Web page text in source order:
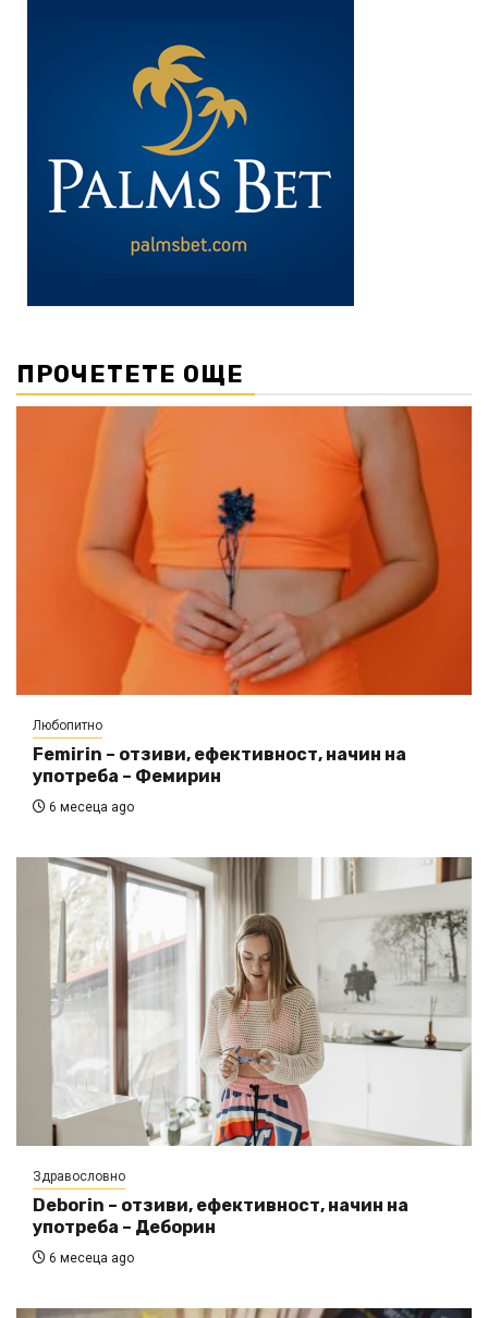
ПРОЧЕТЕТЕ ОЩЕ
Любопитно
Femirin – отзиви, ефективност, начин на
употреба – Фемирин
6 месеца ago
Здравословно
Deborin – отзиви, ефективност, начин на
употреба – Деборин
6 месеца ago